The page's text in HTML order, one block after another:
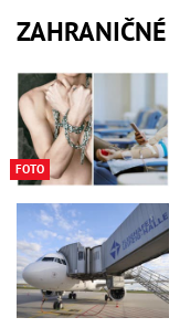
ZAHRANIČNÉ
FOTO